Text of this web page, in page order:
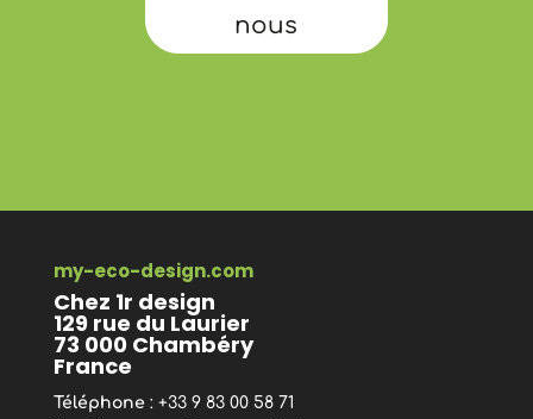
nous
my-eco-design.com
Chez 1r design
129 rue du Laurier
73 000 Chambéry
France
Téléphone : +33 9 83 00 58 71